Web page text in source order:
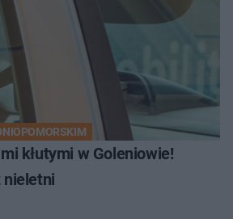
kłutymi w Goleniowie!
nieletni